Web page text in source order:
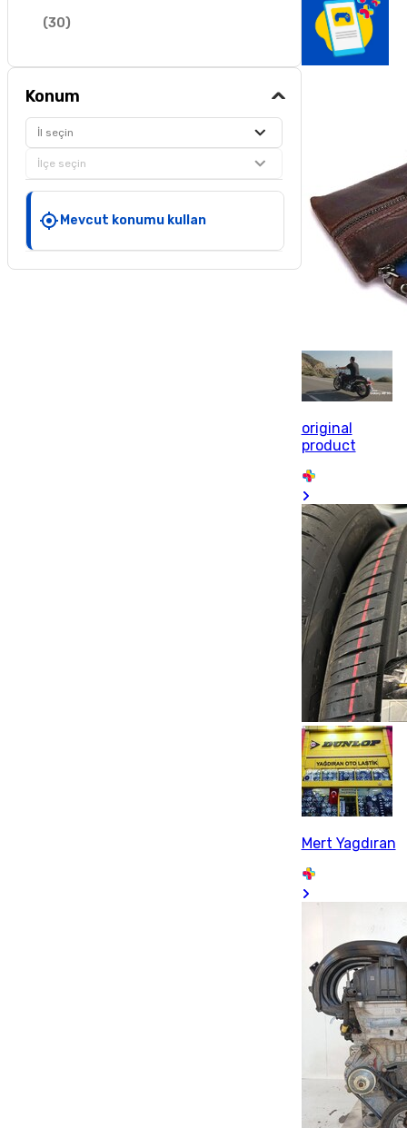
(30)
Konum
İl seçin
İlçe seçin
Mevcut konumu kullan
original
product
Mert Yagdıran